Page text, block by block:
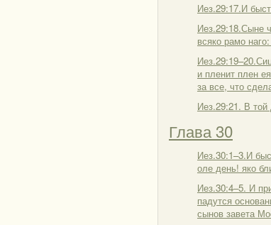
Иез.29:17.И
Иез.29:18.Сыне
всяко рамо
и пленит плен
за все, что
Иез.29:21. В той
Глава 30
Иез.30:1–3.И
оле день! яко
Иез.30:4–5. И
падутся
сынов завета